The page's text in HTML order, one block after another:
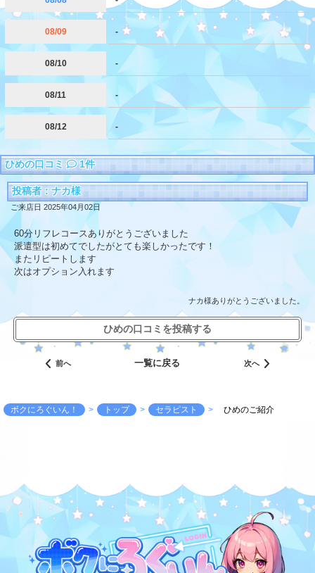
08/09 -
08/10 -
08/11 -
08/12 -
ひめの口コミ 1件
投稿者：ナカ様
ご来店日 2025年04月02日
60分リフレコースありがとうございました
派遣型は初めてでしたがとても楽しかったです！
またリピートします
次はオプション入れます
ナカ様ありがとうございました。
ひめの口コミを投稿する
前へ 一覧に戻る 次へ
ボクにろぐいん！ トップ セラピスト ひめのご紹介